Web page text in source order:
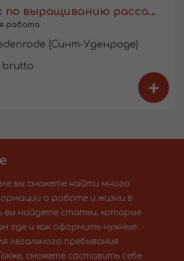
Работник по выращиванию рассады в Голландии
работа
(Синт-Уденроде)
brutto
+
вы сможете найти много
о работе и жизни в
вы найдете статьи, которые
где и как оформить нужные
легального пребывания
сможете составить себе